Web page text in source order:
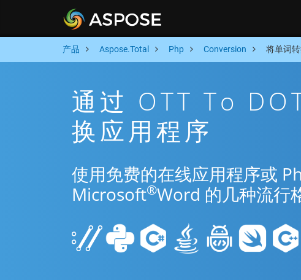
产品 Aspose.Total Php Conversion 将单词
通过 OTT To
换应用程序
使用免费的在线应用程序或
Microsoft®Word 的几种流行